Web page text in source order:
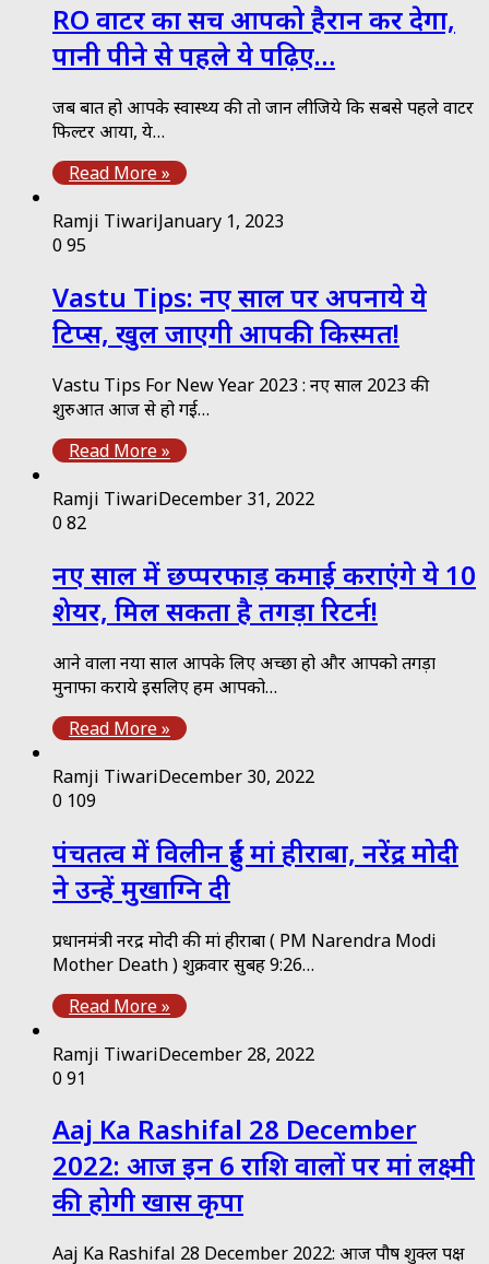
RO वाटर का सच आपको हैरान कर देगा,
पानी पीने से पहले ये पढ़िए…
जब बात हो आपके स्वास्थ्य की तो जान लीजिये कि सबसे पहले वाटर
फिल्टर आया, ये…
Read More »
Ramji TiwariJanuary 1, 2023
095
Vastu Tips: नए साल पर अपनाये ये
टिप्स, खुल जाएगी आपकी किस्मत!
Vastu Tips For New Year 2023 : नए साल 2023 की
शुरुआत आज से हो गई…
Read More »
Ramji TiwariDecember 31, 2022
082
नए साल में छप्परफाड़ कमाई कराएंगे ये 10
शेयर, मिल सकता है तगड़ा रिटर्न!
आने वाला नया साल आपके लिए अच्छा हो और आपको तगड़ा
मुनाफा कराये इसलिए हम आपको…
Read More »
Ramji TiwariDecember 30, 2022
0 109
पंचतत्व में विलीन हुईं मां हीराबा, नरेंद्र मोदी
ने उन्हें मुखाग्नि दी
प्रधानमंत्री नरेंद्र मोदी की मां हीराबा ( PM Narendra Modi
Mother Death ) शुक्रवार सुबह 9:26…
Read More »
Ramji TiwariDecember 28, 2022
091
Aaj Ka Rashifal 28 December
2022: आज इन 6 राशि वालों पर मां लक्ष्मी
की होगी खास कृपा
Aaj Ka Rashifal 28 December 2022: आज पौष शुक्ल पक्ष